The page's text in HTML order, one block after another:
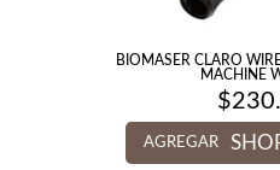
BIOMASER CLARO
MACHINE
$
AGREGAR